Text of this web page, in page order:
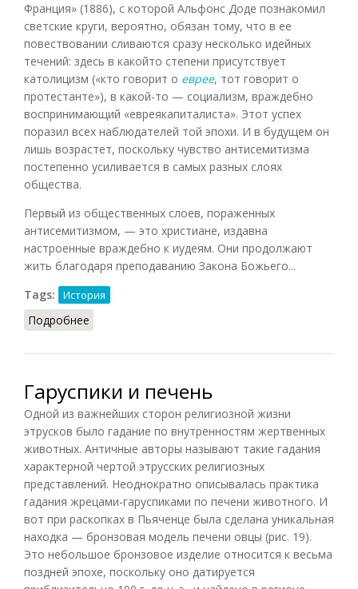
Франция» (1886), с которой Альфонс Доде познакомил
светские круги, вероятно, обязан тому, что в ее
повествовании сливаются сразу несколько идейных
течений: здесь в какойто степени присутствует
католицизм («кто говорит о еврее, тот говорит о
протестанте»), в какой-то — социализм, враждебно
воспринимающий «евреякапиталиста». Этот успех
поразил всех наблюдателей той эпохи. И в будущем он
лишь возрастет, поскольку чувство антисемитизма
постепенно усиливается в самых разных слоях
общества.
Первый из общественных слоев, пораженных
антисемитизмом, — это христиане, издавна
настроенные враждебно к иудеям. Они продолжают
жить благодаря преподаванию Закона Божьего...
Tags:
История
Подробнее
Гаруспики и печень
Одной из важнейших сторон религиозной жизни
этрусков было гадание по внутренностям жертвенных
животных. Античные авторы называют такие гадания
характерной чертой этрусских религиозных
представлений. Неоднократно описывалась практика
гадания жрецами-гаруспиками по печени животного. И
вот при раскопках в Пьяченце была сделана уникальная
находка — бронзовая модель печени овцы (рис. 19).
Это небольшое бронзовое изделие относится к весьма
поздней эпохе, поскольку оно датируется